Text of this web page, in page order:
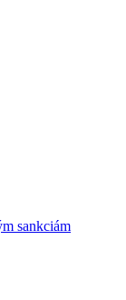
sankciám